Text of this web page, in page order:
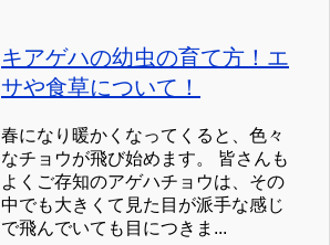
キアゲハの幼虫の育て方！エ
サや食草について！
春になり暖かくなってくると、色々
なチョウが飛び始めます。 皆さんも
よくご存知のアゲハチョウは、その
中でも大きくて見た目が派手な感じ
で飛んでいても目につきま...